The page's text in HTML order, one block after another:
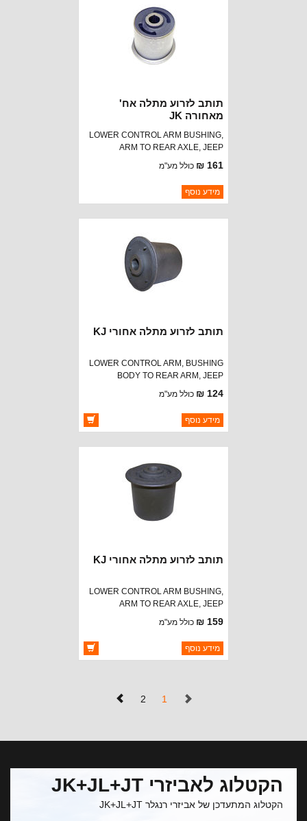
תותב לזרוע מתלה אח'
מאחורה JK
LOWER CONTROL ARM BUSHING,
ARM TO REAR AXLE, JEEP
LIBERTY (KJ) 02-03
161 ₪ כולל מע"מ
ברקוד: 52089065AA
יצרן:OAKMAN OFFROAD
מידע נוסף
תותב לזרוע מתלה אחורי KJ
LOWER CONTROL ARM, BUSHING
BODY TO REAR ARM, JEEP
LIBERTY (KJ) 04-07
124 ₪ כולל מע"מ
ברקוד: 52128864AA
יצרן:OAKMAN OFFROAD
מידע נוסף
תותב לזרוע מתלה אחורי KJ
LOWER CONTROL ARM BUSHING,
ARM TO REAR AXLE, JEEP
LIBERTY (KJ) 04-07
159 ₪ כולל מע"מ
ברקוד: 52129094AA
יצרן:OAKMAN OFFROAD
מידע נוסף
1 (נוכחי)
2
הקטלוג לאביזרי JK+JL+JT
הקטלוג המתעדכן של אביזרי רנגלר JK+JL+JT